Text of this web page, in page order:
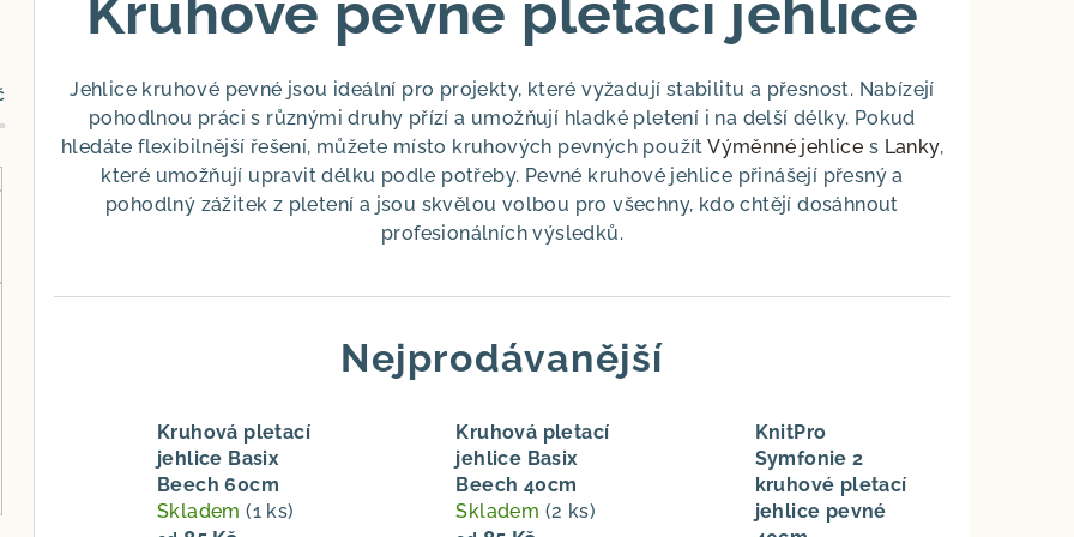
Jehlice kruhové pevné jsou ideální pro projekty, které vyžadují stabilitu a přesnost. Nabízejí
pohodlnou práci s různými druhy přízí a umožňují hladké pletení i na delší délky. Pokud
hledáte flexibilnější řešení, můžete místo kruhových pevných použítVýměnné jehlice s Lanky,
které umožňují upravit délku podle potřeby. Pevné kruhové jehlice přinášejí přesný a
pohodlný zážitek z pletení a jsou skvělou volbou pro všechny, kdo chtějí dosáhnout
profesionálních výsledků.
Nejprodávanější
Kruhová pletací
jehlice Basix
Beech 60cm
Skladem(1 ks)
Kruhová pletací
jehlice Basix
Beech 40cm
Skladem (2 ks)
KnitPro
Symfonie 2
kruhové pletací
jehlice pevné